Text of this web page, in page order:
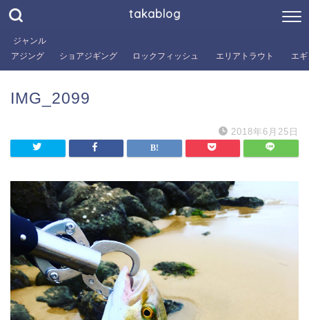
takablog
ジャンル
アジング
ショアジギング ロックフィッシュ エリアトラウト エ
IMG_2099
2018年6月25日